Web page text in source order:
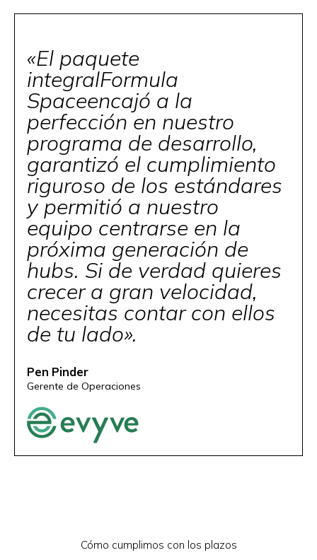
«El paquete
integralFormula
Spaceencajó a la
perfección en nuestro
programa de desarrollo,
garantizó el cumplimiento
riguroso de los estándares
y permitió a nuestro
equipo centrarse en la
próxima generación de
hubs. Si de verdad quieres
crecer a gran velocidad,
necesitas contar con ellos
de tu lado».
Pen Pinder
Gerente de Operaciones
Cómo cumplimos con los plazos